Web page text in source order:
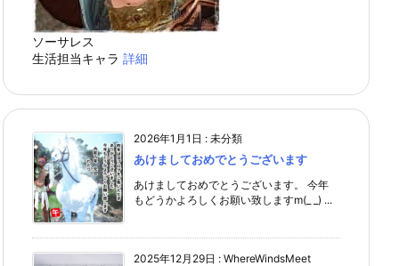
ソーサレス
生活担当キャラ 詳細
2026年1月1日 : 未分類
あけましておめでとうございます
あけましておめでとうございます。 今年
もどうかよろしくお願い致しますm(_ _) ...
2025年12月29日 : WhereWindsMeet